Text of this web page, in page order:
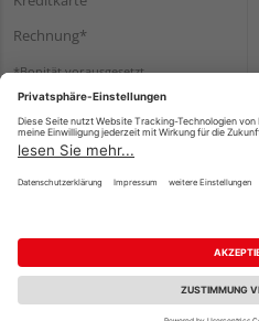
Rechnung*
*Bonität vorausgesetzt
Impressum Datenschutz
Barrierefreiheitserklärung